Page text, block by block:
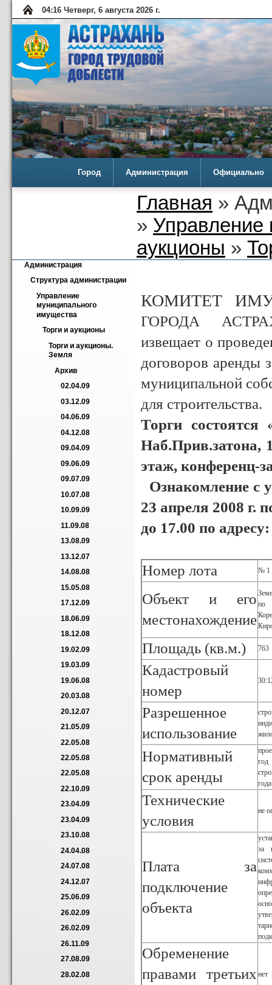
04:16 Четверг, 6 августа 2026 г.
Город Администрация Официально
Главная »
» Управление
аукционы »
Администрация
Структура администрации
Управление
муниципального
имущества
Торги и аукционы
Торги и аукционы.
Земля
Архив
02.04.09
03.12.09
04.06.09
04.12.08
09.04.09
09.06.09
09.07.09
10.07.08
10.09.09
11.09.08
13.08.09
13.12.07
14.08.08
15.05.08
17.12.09
18.06.09
18.12.08
19.02.09
19.03.09
19.06.08
20.03.08
20.12.07
21.05.09
22.05.08
22.05.08
22.05.08
22.10.09
23.04.09
23.04.09
23.10.08
24.04.08
24.07.08
24.12.07
25.06.09
26.02.09
26.02.09
26.11.09
27.08.09
28.02.08
КОМИТЕТ
ГОРОДА
извещает о
договоров аренды
муниципальной
для строительства.
Торги
Наб.Прив.затона,
этаж, конференц-
Ознакомление с
23 апреля 2008 г.
до 17.00 по
Номер лота № 1
Объект и его
местонахождение
Площадь (кв.м.) 763
Кадастровый
номер
Разрешенное
использование
Нормативный
срок аренды
год
года
Технические
условия
не
Плата за
подключение
объекта
за
Обременение
правами третьих нет